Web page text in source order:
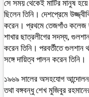
সে সময় থেকেই মাটির মানুষ
ছিলেন তিনি। দেশপ্রেমে
করেন। প্রথমে তেজগাঁও কলেজ
শাখার ছাত্রলীগের সদস্য,
করেন তিনি। পরবর্তীতে গুলশান
সঙ্গে দায়িত্ব পালন করেন তিনি।
১৯৬৯ সালের অসহযোগ আন্দোলন
তথা বঙ্গবন্ধু শেখ মুজিবুর